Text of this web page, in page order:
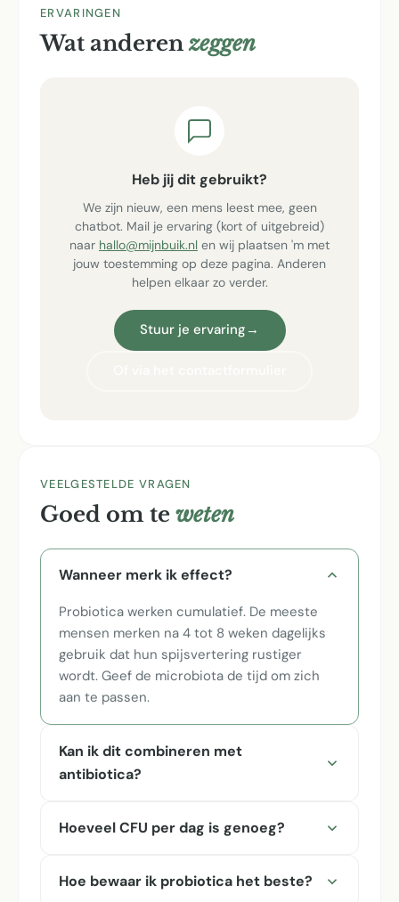
ERVARINGEN
Wat anderenzeggen
Heb jij dit gebruikt?
We zijn nieuw, een mens leest mee, geen
chatbot. Mail je ervaring (kort of uitgebreid)
naar hallo@mijnbuik.nl en wij plaatsen 'm met
jouw toestemming op deze pagina. Anderen
helpen elkaar zo verder.
Stuur je ervaring →
VEELGESTELDE VRAGEN
Goed om te weten
Wanneer merk ik effect?
Probiotica werken cumulatief. De meeste
mensen merken na 4 tot 8 weken dagelijks
gebruik dat hun spijsvertering rustiger
wordt. Geef de microbiota de tijd om zich
aan te passen.
Kan ik dit combineren met
antibiotica?
Hoeveel CFU per dag is genoeg?
Hoe bewaar ik probiotica het beste?